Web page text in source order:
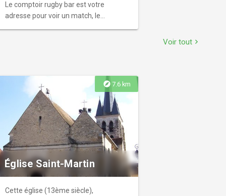
Le comptoir rugby bar est votre
adresse pour voir un match, le
Voir tout chevron_right
explore 7.6 km
Église Saint-Martin
Cette église (13ème siècle),